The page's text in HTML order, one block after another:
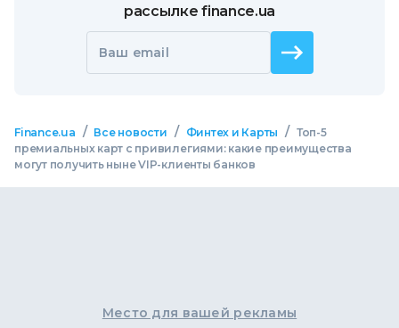
рассылке finance.ua
Ваш email
Finance.ua / Все новости / Финтех и Карты / Топ-5
премиальных карт с привилегиями: какие преимущества
могут получить ныне VIP-клиенты банков
Место для вашей рекламы